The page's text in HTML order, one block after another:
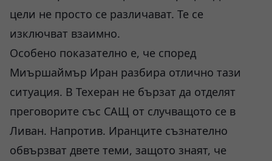
цели не просто се различават. Те се
изключват взаимно.
Особено показателно е, че според
Миършаймър Иран разбира отлично тази
ситуация. В Техеран не бързат да отделят
преговорите със САЩ от случващото се в
Ливан. Напротив. Иранците съзнателно
обвързват двете теми, защото знаят, че